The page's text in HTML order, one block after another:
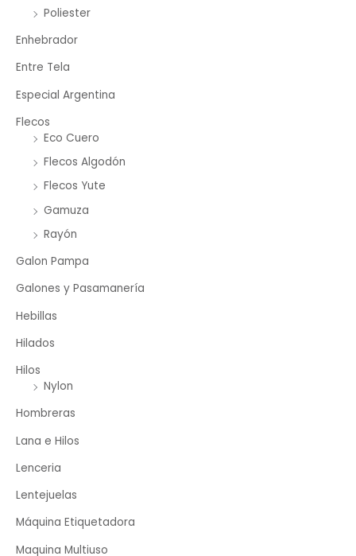
Poliester
Enhebrador
Entre Tela
Especial Argentina
Flecos
Eco Cuero
Flecos Algodón
Flecos Yute
Gamuza
Rayón
Galon Pampa
Galones y Pasamanería
Hebillas
Hilados
Hilos
Nylon
Hombreras
Lana e Hilos
Lenceria
Lentejuelas
Máquina Etiquetadora
Maquina Multiuso